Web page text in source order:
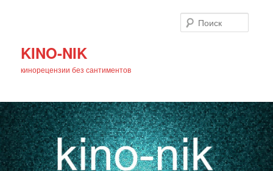
KINO-NIK
кинорецензии без сантиментов